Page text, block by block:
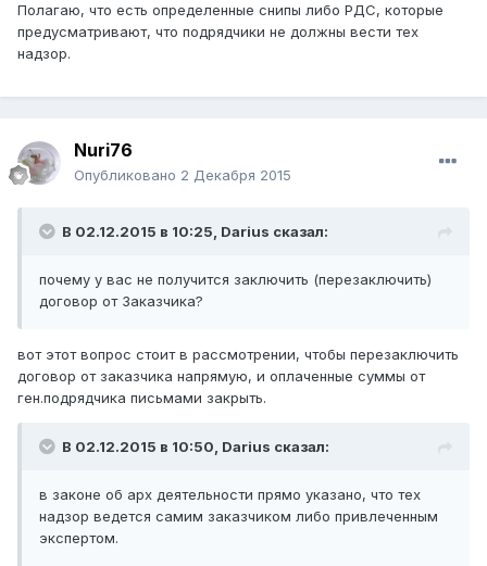
Полагаю, что есть определенные снипы либо РДС, которые
предусматривают, что подрядчики не должны вести тех
надзор.
Nuri76
Опубликовано 2 Декабря 2015
В 02.12.2015 в 10:25, Darius сказал:
почему у вас не получится заключить (перезаключить)
договор от Заказчика?
вот этот вопрос стоит в рассмотрении, чтобы перезаключить
договор от заказчика напрямую, и оплаченные суммы от
ген.подрядчика письмами закрыть.
В 02.12.2015 в 10:50, Darius сказал:
в законе об арх деятельности прямо указано, что тех
надзор ведется самим заказчиком либо привлеченным
экспертом.